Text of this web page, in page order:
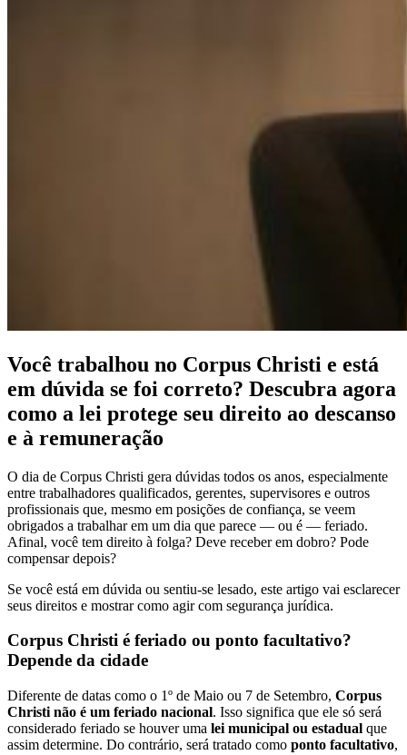
Você trabalhou no Corpus Christi e está
em dúvida se foi correto? Descubra agora
como a lei protege seu direito ao descanso
e à remuneração
O dia de Corpus Christi gera dúvidas todos os anos, especialmente
entre trabalhadores qualificados, gerentes, supervisores e outros
profissionais que, mesmo em posições de confiança, se veem
obrigados a trabalhar em um dia que parece — ou é — feriado.
Afinal, você tem direito à folga? Deve receber em dobro? Pode
compensar depois?
Se você está em dúvida ou sentiu-se lesado, este artigo vai esclarecer
seus direitos e mostrar como agir com segurança jurídica.
Corpus Christi é feriado ou ponto facultativo?
Depende da cidade
Diferente de datas como o 1º de Maio ou 7 de Setembro, Corpus
Christi não é um feriado nacional. Isso significa que ele só será
considerado feriado se houver uma lei municipal ou estadual que
assim determine. Do contrário, será tratado como ponto facultativo,